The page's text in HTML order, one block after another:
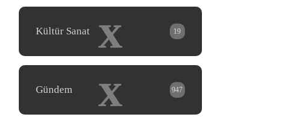
x
Kültür Sanat 19
x
Gündem 947